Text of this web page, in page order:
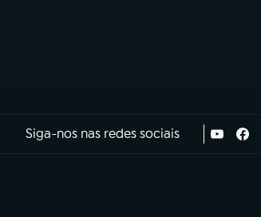
Siga-nos nas redes sociais